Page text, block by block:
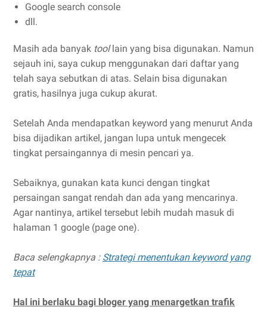
Google search console
dll.
Masih ada banyak toollain yang bisa digunakan. Namun
sejauh ini, saya cukup menggunakan dari daftar yang
telah saya sebutkan di atas. Selain bisa digunakan
gratis, hasilnya juga cukup akurat.
Setelah Anda mendapatkan keyword yang menurut Anda
bisa dijadikan artikel, jangan lupa untuk mengecek
tingkat persaingannya di mesin pencari ya.
Sebaiknya, gunakan kata kunci dengan tingkat
persaingan sangat rendah dan ada yang mencarinya.
Agar nantinya, artikel tersebut lebih mudah masuk di
halaman 1 google (page one).
Baca selengkapnya : Strategi menentukan keyword yang
tepat
Hal ini berlaku bagi bloger yang menargetkan trafik